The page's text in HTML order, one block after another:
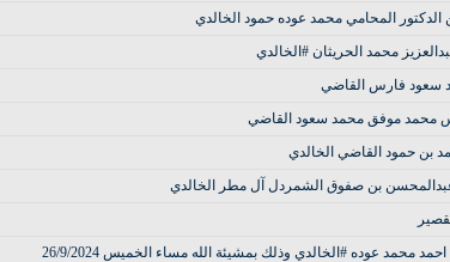
الدكتور المحامي محمد عوده حمود الخالدي
محمد الحريثان #الخالدي
سعود فارس القاضي
محمد موفق محمد سعود القاضي
بن حمود القاضي الخالدي
بن صفوق الشمردل آل مطر الخالدي
محمد عوده #الخالدي وذلك بمشيئة الله مساء الخميس 26/9/2024